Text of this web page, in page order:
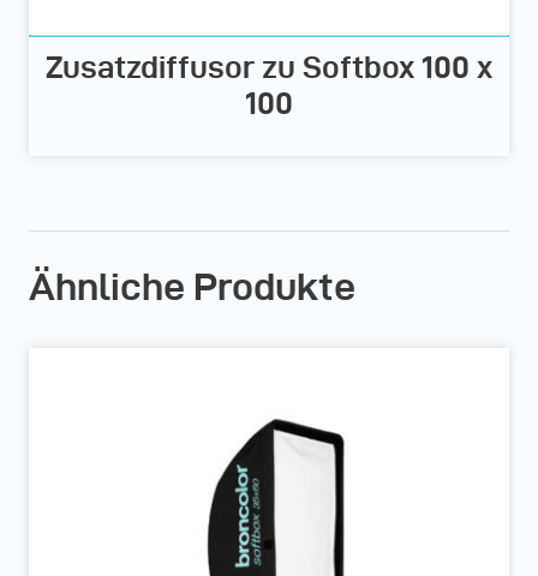
Zusatzdiffusor zu Softbox 100 x
100
Ähnliche Produkte